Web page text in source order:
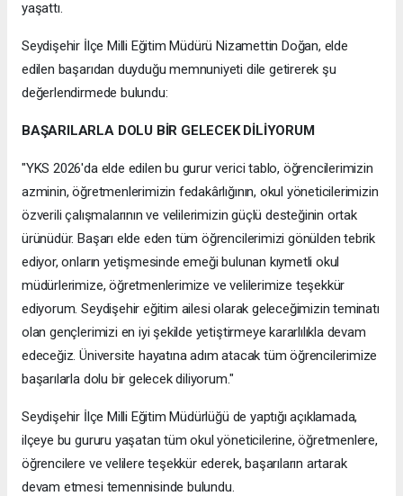
yaşattı.
Seydişehir İlçe Milli Eğitim Müdürü Nizamettin Doğan, elde
edilen başarıdan duyduğu memnuniyeti dile getirerek şu
değerlendirmede bulundu:
BAŞARILARLA DOLU BİR GELECEK DİLİYORUM
"YKS 2026'da elde edilen bu gurur verici tablo, öğrencilerimizin
azminin, öğretmenlerimizin fedakârlığının, okul yöneticilerimizin
özverili çalışmalarının ve velilerimizin güçlü desteğinin ortak
ürünüdür. Başarı elde eden tüm öğrencilerimizi gönülden tebrik
ediyor, onların yetişmesinde emeği bulunan kıymetli okul
müdürlerimize, öğretmenlerimize ve velilerimize teşekkür
ediyorum. Seydişehir eğitim ailesi olarak geleceğimizin teminatı
olan gençlerimizi en iyi şekilde yetiştirmeye kararlılıkla devam
edeceğiz. Üniversite hayatına adım atacak tüm öğrencilerimize
başarılarla dolu bir gelecek diliyorum."
Seydişehir İlçe Milli Eğitim Müdürlüğü de yaptığı açıklamada,
ilçeye bu gururu yaşatan tüm okul yöneticilerine, öğretmenlere,
öğrencilere ve velilere teşekkür ederek, başarıların artarak
devam etmesi temennisinde bulundu.